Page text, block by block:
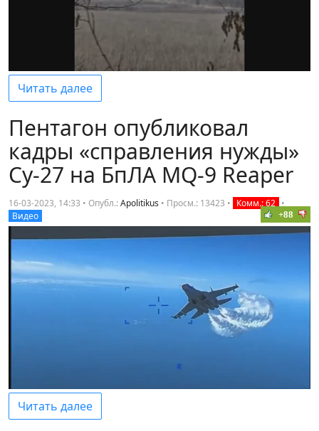
Читать далее
Пентагон опубликовал
кадры «справления нужды»
Су-27 на БпЛА MQ-9 Reaper
16-03-2023, 14:33 • Опубл.:Apolitikus • Просм.: 13423 • Комм.: 62 •
Видео
+88
Читать далее